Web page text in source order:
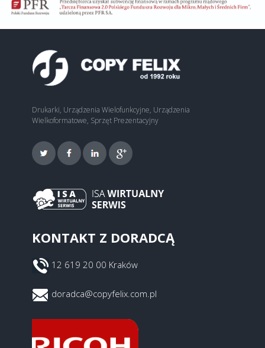
URZĄD MIASTA KRAKOWA
Drukarki, Urządzenia Wielofunkcyjne, Urządzenia
Wielkoformatowe, Sprzęt Prezentacyjny
KONTAKT Z DORADCĄ
12 619 20 00 Kraków
doradca@copyfelix.com.pl